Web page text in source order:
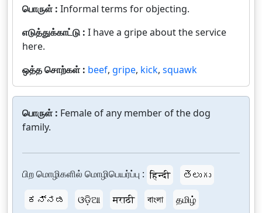
பொருள் : Informal terms for objecting.
எடுத்துக்காட்டு : I have a gripe about the service
here.
ஒத்த சொற்கள் : beef, gripe, kick, squawk
பொருள் : Female of any member of the dog
family.
பிற மொழிகளில் மொழிபெயர்ப்பு : हिन्दी
తెలుగు
ಕನ್ನಡ
ଓଡ଼ିଆ मराठी বাংলা
தமிழ்